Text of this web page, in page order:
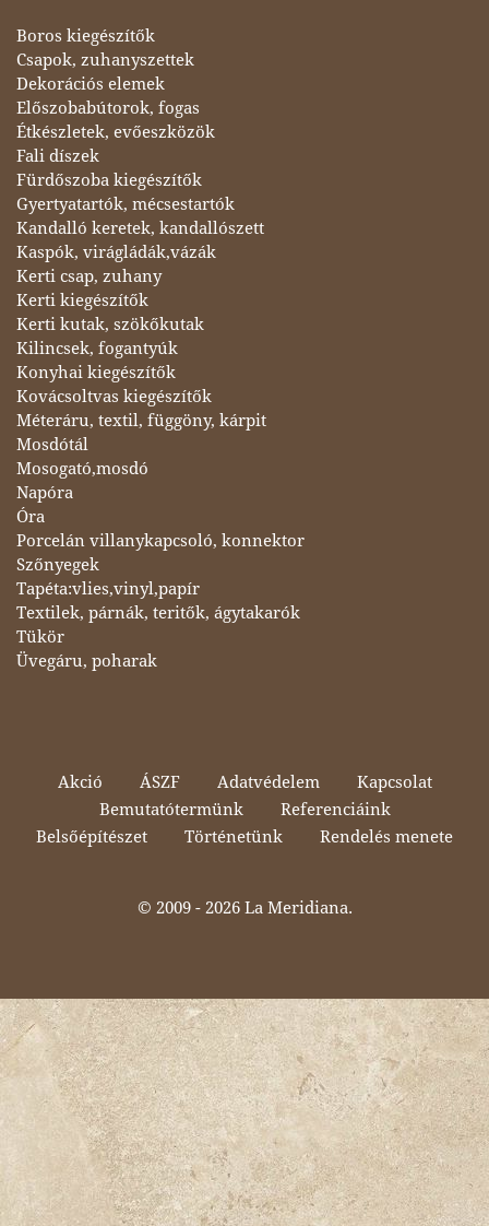
Boros kiegészítők
Csapok, zuhanyszettek
Dekorációs elemek
Előszobabútorok, fogas
Étkészletek, evőeszközök
Fali díszek
Fürdőszoba kiegészítők
Gyertyatartók, mécsestartók
Kandalló keretek, kandallószett
Kaspók, virágládák,vázák
Kerti csap, zuhany
Kerti kiegészítők
Kerti kutak, szökőkutak
Kilincsek, fogantyúk
Konyhai kiegészítők
Kovácsoltvas kiegészítők
Méteráru, textil, függöny, kárpit
Mosdótál
Mosogató,mosdó
Napóra
Óra
Porcelán villanykapcsoló, konnektor
Szőnyegek
Tapéta:vlies,vinyl,papír
Textilek, párnák, teritők, ágytakarók
Tükör
Üvegáru, poharak
Akció ÁSZF Adatvédelem
Kapcsolat
Bemutatótermünk
Referenciáink
Belsőépítészet
Történetünk Rendelés menete
© 2009 - 2026 La Meridiana.